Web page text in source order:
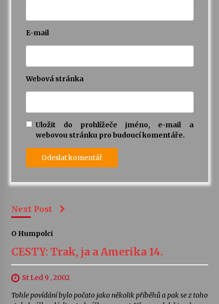
E-mail
Webová stránka
Uložit do prohlížeče jméno, e-mail a
webovou stránku pro budoucí komentáře.
Next Post
O Humpolci
CESTY: Trak, ja a Amerika 14.
St Led 9 , 2002
Tohle povídání bylo počato jako několik příběhů a pak se z toho